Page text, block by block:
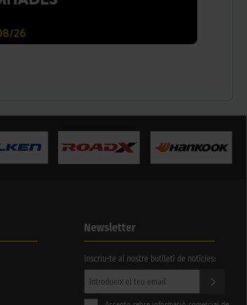
Newsletter
Inscriu-te al nostre butlletí de notícies: